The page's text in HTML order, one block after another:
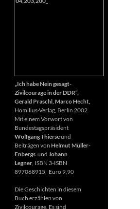
„Ich habe Nein gesagt-
Zivilcourage in der DDR“,
Gerald Praschl, Marco Hecht,
Homilius-Verlag, Berlin 2002.
Mit einem Vorwort von
Bundestagspräsident
Wolfgang Thierseund
Beiträgen von Helmut Müller-
Enbergs und Johann
Legner , ISBN 3-ISBN
897068915, Euro 9,90
Die Geschichten in diesem
Buch erzählen von
Zivilcourage. Es sind